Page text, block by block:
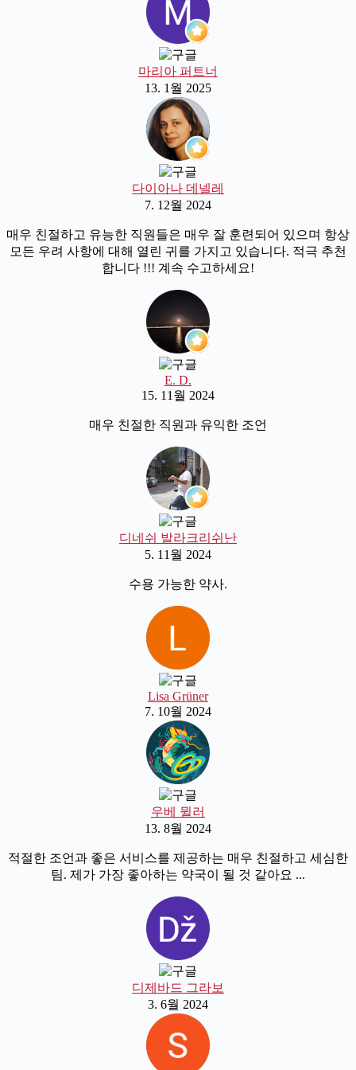
마리아 퍼트너
13. 1월 2025
다이아나 데넬레
7. 12월 2024
매우 친절하고 유능한 직원들은 매우 잘 훈련되어 있으며 항상
모든 우려 사항에 대해 열린 귀를 가지고 있습니다. 적극 추천
합니다 !!! 계속 수고하세요!
E. D.
15. 11월 2024
매우 친절한 직원과 유익한 조언
디네쉬 발라크리쉬난
5. 11월 2024
수용 가능한 약사.
Lisa Grüner
7. 10월 2024
우베 뮐러
13. 8월 2024
적절한 조언과 좋은 서비스를 제공하는 매우 친절하고 세심한
팀. 제가 가장 좋아하는 약국이 될 것 같아요 ...
디제바드 그라보
3. 6월 2024